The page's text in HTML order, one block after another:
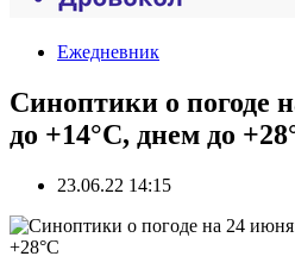
Ежедневник
Синоптики о погоде
до +14°С, днем до
23.06.22 14:15